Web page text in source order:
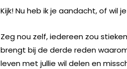
Kijk! Nu heb ik je aandacht, of
Zeg nou zelf, iedereen zou
brengt bij de derde reden
leven met jullie wil delen en